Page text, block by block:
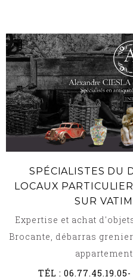
SPÉCIALISTES DU
LOCAUX
SUR
Expertise et achat
Brocante, débarras
TÉL : 06.77.45.19.05-